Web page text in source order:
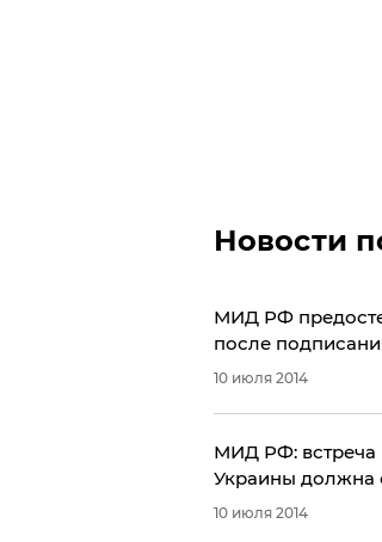
Новости
​МИД РФ
после
10 июля 2014
МИД РФ: встреча
Украины должна
10 июля 2014